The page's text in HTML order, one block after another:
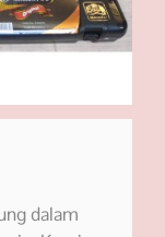
dalam